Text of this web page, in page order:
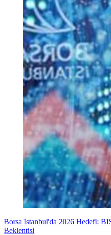
Borsa İstanbul'da 2026 Hedefi:
Beklentisi